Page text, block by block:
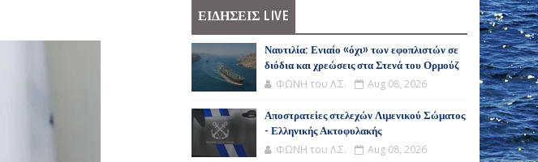
ΕΙΔΗΣΕΙΣ LIVE
Ναυτιλία: Ενιαίο «όχι» των εφοπλιστών σε
διόδια και χρεώσεις στα Στενά του Ορμούζ
ΦΩΝΗ του Λ.Σ. Aug 08, 2026
Αποστρατείες στελεχών Λιμενικού Σώματος
- Ελληνικής Ακτοφυλακής
ΦΩΝΗ του Λ.Σ. Aug 08, 2026